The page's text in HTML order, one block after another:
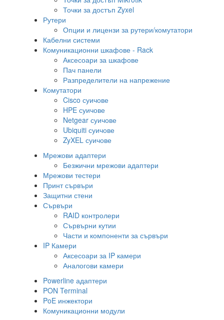
Точки за достъп Zyxel
Рутери
Опции и лицензи за рутери/комутатори
Кабелни системи
Комуникационни шкафове - Rack
Аксесоари за шкафове
Пач панели
Разпределители на напрежение
Комутатори
Cisco суичове
HPE суичове
Netgear суичове
Ubiquiti суичове
ZyXEL суичове
Мрежови адаптери
Безжични мрежови адаптери
Мрежови тестери
Принт сървъри
Защитни стени
Сървъри
RAID контролери
Сървърни кутии
Части и компоненти за сървъри
IP Камери
Аксесоари за IP камери
Аналогови камери
Powerline адаптери
PON Terminal
PoE инжектори
Комуникационни модули